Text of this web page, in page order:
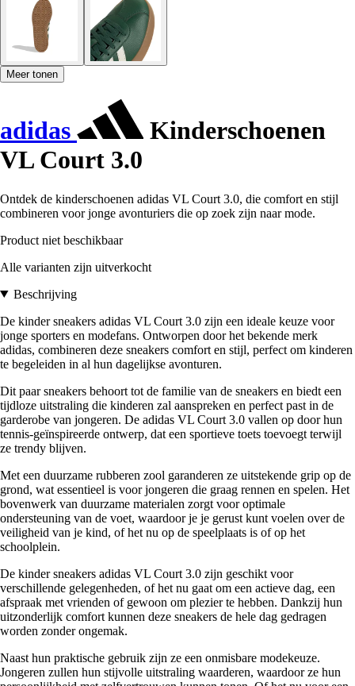
Meer tonen
adidas
Kinderschoenen
VL Court 3.0
Ontdek de kinderschoenen adidas VL Court 3.0, die comfort en stijl
combineren voor jonge avonturiers die op zoek zijn naar mode.
Product niet beschikbaar
Alle varianten zijn uitverkocht
Beschrijving
De kinder sneakers adidas VL Court 3.0 zijn een ideale keuze voor
jonge sporters en modefans. Ontworpen door het bekende merk
adidas, combineren deze sneakers comfort en stijl, perfect om kinderen
te begeleiden in al hun dagelijkse avonturen.
Dit paar sneakers behoort tot de familie van de sneakers en biedt een
tijdloze uitstraling die kinderen zal aanspreken en perfect past in de
garderobe van jongeren. De adidas VL Court 3.0 vallen op door hun
tennis-geïnspireerde ontwerp, dat een sportieve toets toevoegt terwijl
ze trendy blijven.
Met een duurzame rubberen zool garanderen ze uitstekende grip op de
grond, wat essentieel is voor jongeren die graag rennen en spelen. Het
bovenwerk van duurzame materialen zorgt voor optimale
ondersteuning van de voet, waardoor je je gerust kunt voelen over de
veiligheid van je kind, of het nu op de speelplaats is of op het
schoolplein.
De kinder sneakers adidas VL Court 3.0 zijn geschikt voor
verschillende gelegenheden, of het nu gaat om een actieve dag, een
afspraak met vrienden of gewoon om plezier te hebben. Dankzij hun
uitzonderlijk comfort kunnen deze sneakers de hele dag gedragen
worden zonder ongemak.
Naast hun praktische gebruik zijn ze een onmisbare modekeuze.
Jongeren zullen hun stijvolle uitstraling waarderen, waardoor ze hun